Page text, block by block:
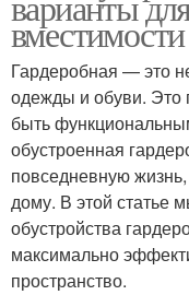
вместимости
Гардеробная — это
одежды и обуви. Это
быть
обустроенная
повседневную
дому. В этой статье
обустройства
максимально
пространство.